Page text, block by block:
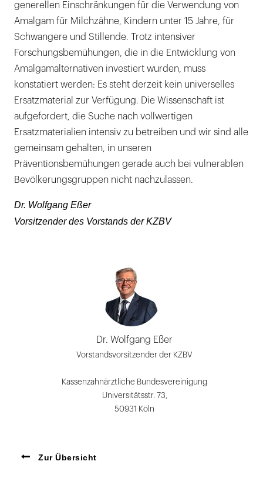
generellen Einschränkungen für die Verwendung von
Amalgam für Milchzähne, Kindern unter 15 Jahre, für
Schwangere und Stillende. Trotz intensiver
Forschungsbemühungen, die in die Entwicklung von
Amalgamalternativen investiert wurden, muss
konstatiert werden: Es steht derzeit kein universelles
Ersatzmaterial zur Verfügung. Die Wissenschaft ist
aufgefordert, die Suche nach vollwertigen
Ersatzmaterialien intensiv zu betreiben und wir sind alle
gemeinsam gehalten, in unseren
Präventionsbemühungen gerade auch bei vulnerablen
Bevölkerungsgruppen nicht nachzulassen.
Dr. Wolfgang Eßer
Vorsitzender des Vorstands der KZBV
Dr. Wolfgang Eßer
Vorstandsvorsitzender der KZBV
Kassenzahnärztliche Bundesvereinigung
Universitätsstr. 73,
50931 Köln
Zur Übersicht